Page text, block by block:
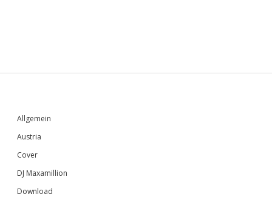
Sidebar
Allgemein
Austria
Cover
DJ Maxamillion
Download